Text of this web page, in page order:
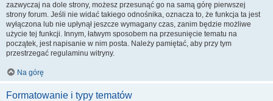
zazwyczaj na dole strony, możesz przesunąć go na samą górę pierwszej
strony forum. Jeśli nie widać takiego odnośnika, oznacza to, że funkcja ta jest
wyłączona lub nie upłynął jeszcze wymagany czas, zanim będzie możliwe
użycie tej funkcji. Innym, łatwym sposobem na przesunięcie tematu na
początek, jest napisanie w nim posta. Należy pamiętać, aby przy tym
przestrzegać regulaminu witryny.
Na górę
Formatowanie i typy tematów